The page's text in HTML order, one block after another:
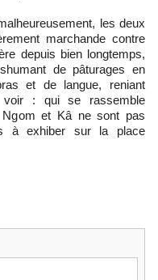
les deux
marchande contre
depuis bien longtemps,
de pâturages en
et de langue, reniant
voir : qui se rassemble
Ngom et Kâ ne sont pas
à exhiber sur la place